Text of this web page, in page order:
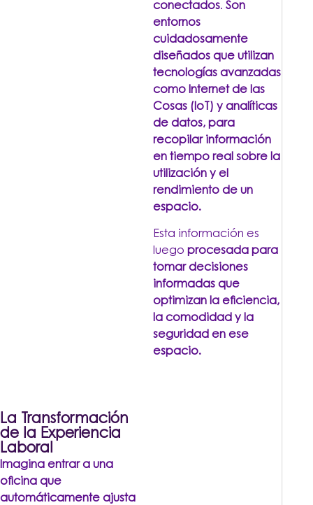
conectados. Son
entornos
cuidadosamente
diseñados que utilizan
tecnologías avanzadas,
como Internet de las
Cosas (IoT) y analíticas
de datos, para
recopilar información
en tiempo real sobre la
utilización y el
rendimiento de un
espacio.
Esta información es
luego procesada para
tomar decisiones
informadas que
optimizan la eficiencia,
la comodidad y la
seguridad en ese
espacio.
La Transformación
de la Experiencia
Laboral
Imagina entrar a una
oficina que
automáticamente ajusta